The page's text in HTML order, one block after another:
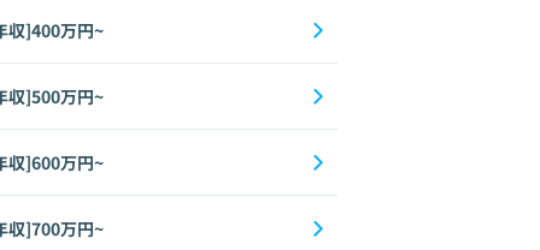
収]400万円~
収]500万円~
収]600万円~
収]700万円~